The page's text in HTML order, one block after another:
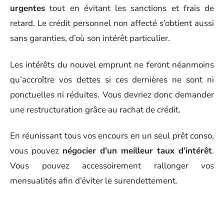
urgentes tout en évitant les sanctions et frais de
retard. Le crédit personnel non affecté s’obtient aussi
sans garanties, d’où son intérêt particulier.
Les intérêts du nouvel emprunt ne feront néanmoins
qu’accroître vos dettes si ces dernières ne sont ni
ponctuelles ni réduites. Vous devriez donc demander
une restructuration grâce au rachat de crédit.
En réunissant tous vos encours en un seul prêt conso,
vous pouvez négocier d’un meilleur taux d’intérêt.
Vous pouvez accessoirement rallonger vos
mensualités afin d’éviter le surendettement.